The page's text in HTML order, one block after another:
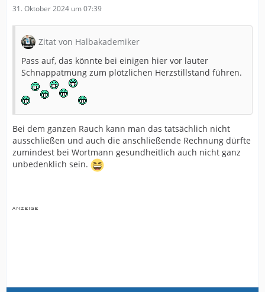
31. Oktober 2024 um 07:39
Zitat von Halbakademiker
Pass auf, das könnte bei einigen hier vor lauter
Schnappatmung zum plötzlichen Herzstillstand führen.
Bei dem ganzen Rauch kann man das tatsächlich nicht
ausschließen und auch die anschließende Rechnung dürfte
zumindest bei Wortmann gesundheitlich auch nicht ganz
unbedenklich sein.